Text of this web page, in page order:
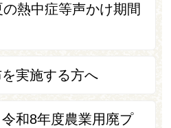
熱中症等声かけ期間
実施する方へ
令和8年度農業用廃プ